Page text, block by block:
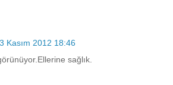
Kasım 2012 18:46
sağlık.